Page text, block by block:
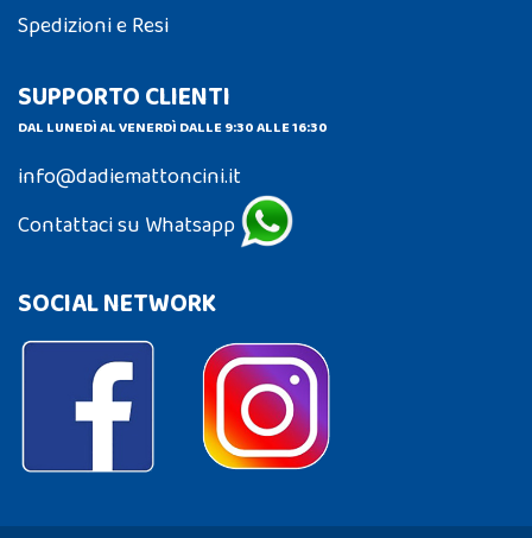
Spedizioni e Resi
SUPPORTO CLIENTI
DAL LUNEDÌ AL VENERDÌ DALLE 9:30 ALLE 16:30
info@dadiemattoncini.it
Contattaci su Whatsapp
SOCIAL NETWORK